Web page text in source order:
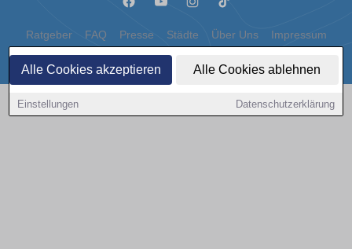
Alle Cookies akzeptieren Alle Cookies ablehnen
Einstellungen Datenschutzerklärung
Ratgeber FAQ Presse Städte Über Uns Impressum
Datenschutz Cookies
Copyright © 2000 - 2026 | 1A Infosysteme GmbH | Content by: 1a-sites-autos